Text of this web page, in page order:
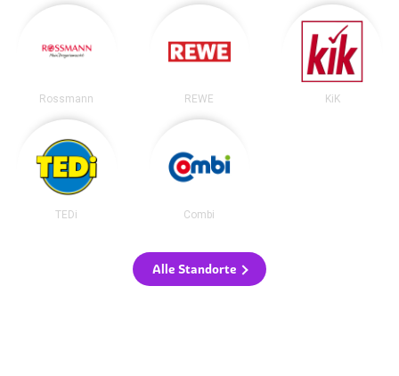
Rossmann REWE KiK
TEDi Combi
Alle Standorte